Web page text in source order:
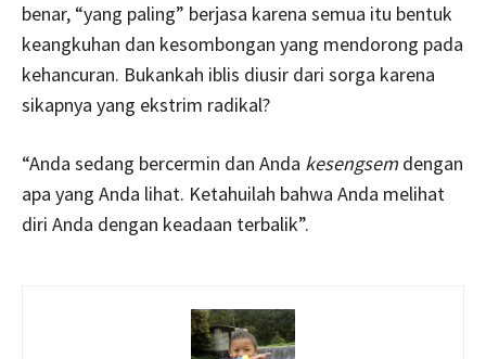
benar, “yang paling” berjasa karena semua itu bentuk
keangkuhan dan kesombongan yang mendorong pada
kehancuran. Bukankah iblis diusir dari sorga karena
sikapnya yang ekstrim radikal?
“Anda sedang bercermin dan Anda kesengsem dengan
apa yang Anda lihat. Ketahuilah bahwa Anda melihat
diri Anda dengan keadaan terbalik”.